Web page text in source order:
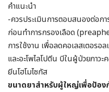
คำแนะนำ
-ควรประเมินการตอบสนองต่อก
ก่อนทำการกรองเลือด
การใช้งาน เพื่อลดคอเลสเตอรอ
และอะโพไลโปตีน บีในผู้ป่วยภาว
ยีนโฮโมไซกัส
ขนาดยาสำหรับผู้ใหญ่เพื่อป้อง